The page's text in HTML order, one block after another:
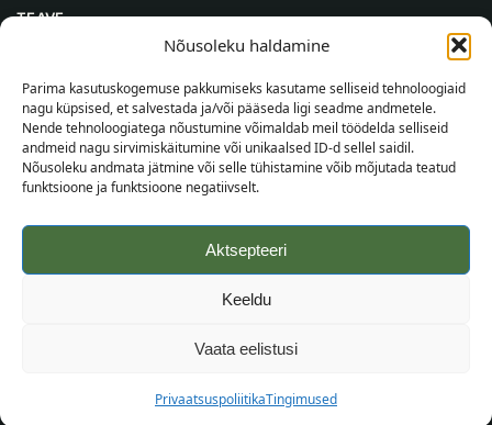
Nõusoleku haldamine
Parima kasutuskogemuse pakkumiseks kasutame selliseid tehnoloogiaid
nagu küpsised, et salvestada ja/või pääseda ligi seadme andmetele.
Nende tehnoloogiatega nõustumine võimaldab meil töödelda selliseid
andmeid nagu sirvimiskäitumine või unikaalsed ID-d sellel saidil.
Nõusoleku andmata jätmine või selle tühistamine võib mõjutada teatud
funktsioone ja funktsioone negatiivselt.
Aktsepteeri
Keeldu
Vaata eelistusi
PrivaatsuspoliitikaTingimused
TEAVE
Kontaktid
Abi
TEAVE OSTJALE
Tarnetingimused
Tingimused
Veebikaart